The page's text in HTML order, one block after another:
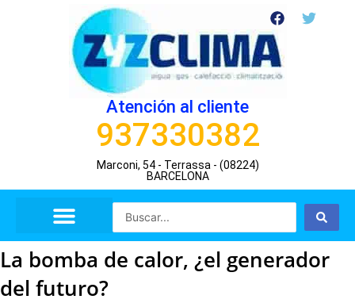
F
a
c
e
b
o
T
w
Atención al cliente
937330382
Marconi, 54 - Terrassa - (08224)
BARCELONA
Search
La bomba de calor, ¿el generador
del futuro?